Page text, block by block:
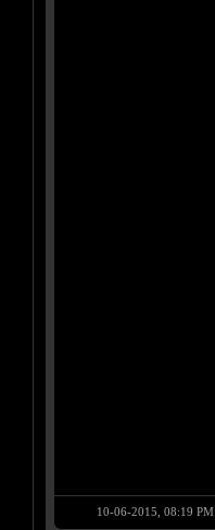
10-06-2015, 08:19 PM